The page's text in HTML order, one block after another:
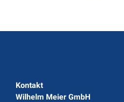
Kontakt
Wilhelm Meier GmbH